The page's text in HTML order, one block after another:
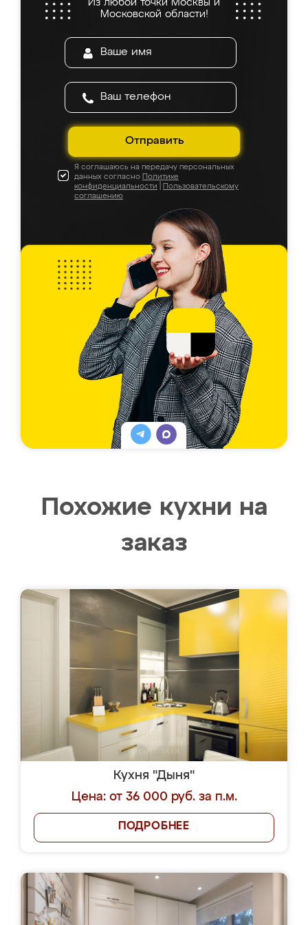
Из любой точки Москвы и
Московской области!
Отправить
Я соглашаюсь на передачу персональных
данных согласно Политике
конфиденциальности
Пользовательскому
соглашению
Похожие кухни на
заказ
Кухня "Дыня"
Цена: от 36 000 руб. за п.м.
ПОДРОБНЕЕ